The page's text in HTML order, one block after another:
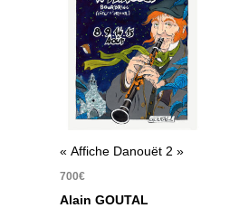
« Affiche Danouët 2 »
700€
Alain GOUTAL